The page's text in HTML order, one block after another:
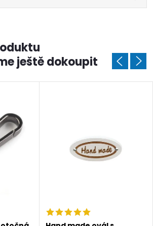
ještě dokoupit